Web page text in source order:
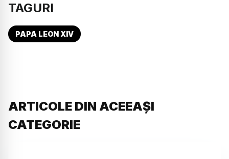
TAGURI
PAPA LEON XIV
ARTICOLE DIN ACEEAȘI
CATEGORIE